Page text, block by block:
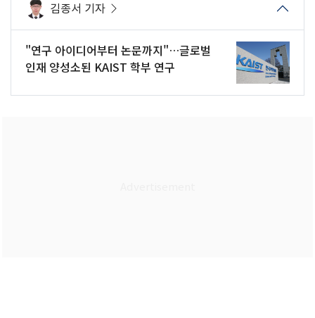
김종서 기자
"연구 아이디어부터 논문까지"…글로벌
인재 양성소된 KAIST 학부 연구